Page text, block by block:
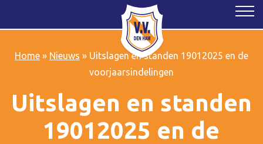
Home» Nieuws » Uitslagen en standen 19012025 en de
voorjaarsindelingen
Uitslagen en standen
19012025 en de